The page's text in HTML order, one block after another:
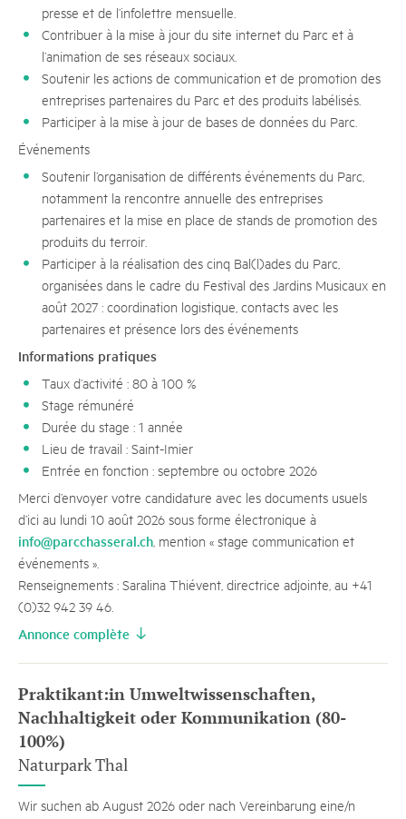
presse et de l’infolettre mensuelle.
Contribuer à la mise à jour du site internet du Parc et à
l’animation de ses réseaux sociaux.
Soutenir les actions de communication et de promotion des
entreprises partenaires du Parc et des produits labélisés.
Participer à la mise à jour de bases de données du Parc.
Événements
Soutenir l’organisation de différents événements du Parc,
notamment la rencontre annuelle des entreprises
partenaires et la mise en place de stands de promotion des
produits du terroir.
Participer à la réalisation des cinq Bal(l)ades du Parc,
organisées dans le cadre du Festival des Jardins Musicaux en
août 2027 : coordination logistique, contacts avec les
partenaires et présence lors des événements
Informations pratiques
Taux d’activité : 80 à 100 %
Stage rémunéré
Durée du stage : 1 année
Lieu de travail : Saint-Imier
Entrée en fonction : septembre ou octobre 2026
Merci d’envoyer votre candidature avec les documents usuels
d’ici au lundi 10 août 2026 sous forme électronique à
info@parcchasseral.ch , mention « stage communication et
événements ».
Renseignements : Saralina Thiévent, directrice adjointe, au +41
(0)32 942 39 46.
Annonce complète
Praktikant:in Umweltwissenschaften,
Nachhaltigkeit oder Kommunikation (80-
100%)
Naturpark Thal
Wir suchen ab August 2026 oder nach Vereinbarung eine/n